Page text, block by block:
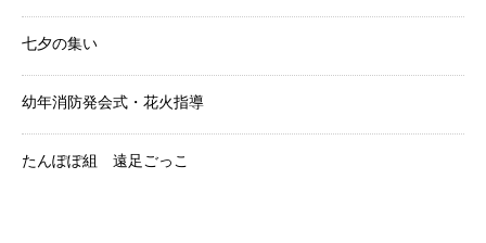
七夕の集い
幼年消防発会式・花火指導
たんぽぽ組 遠足ごっこ